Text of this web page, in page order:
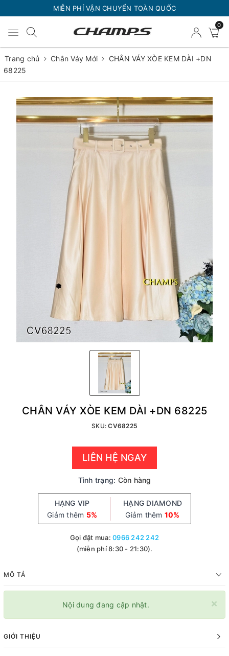
MIỄN PHÍ VẬN CHUYỂN TOÀN QUỐC
0
Trang chủ Chân Váy Mới
CHÂN VÁY XÒE KEM DÀI +DN
68225
CHÂN VÁY XÒE KEM DÀI +DN 68225
SKU:CV68225
LIÊN HỆ NGAY
Tình trạng: Còn hàng
HẠNG VIP
Giảm thêm 5%
HẠNG DIAMOND
Giảm thêm 10%
Gọi đặt mua:0966 242 242
(miễn phí 8:30 - 21:30).
MÔ TẢ
×
Nội dung đang cập nhật.
GIỚI THIỆU